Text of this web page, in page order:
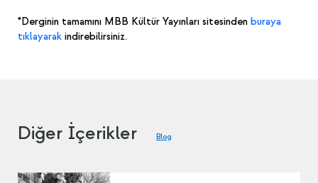
*Derginin tamamını MBB Kültür Yayınları sitesinden buraya
tıklayarak indirebilirsiniz.
Diğer İçerikler Blog